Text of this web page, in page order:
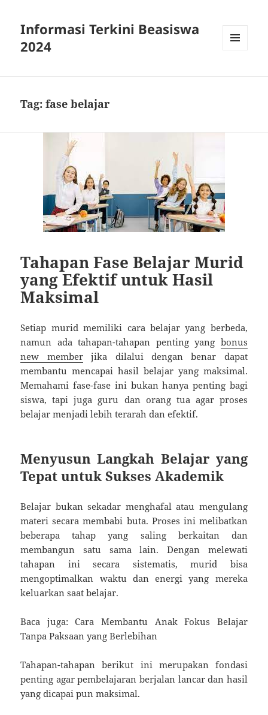
Informasi Terkini Beasiswa
2024
Tag:fase belajar
Tahapan Fase Belajar Murid
yang Efektif untuk Hasil
Maksimal
Setiap murid memiliki cara belajar yang berbeda,
namun ada tahapan-tahapan penting yang bonus
new memberjika dilalui dengan benar dapat
membantu mencapai hasil belajar yang maksimal.
Memahami fase-fase ini bukan hanya penting bagi
siswa, tapi juga guru dan orang tua agar proses
belajar menjadi lebih terarah dan efektif.
Menyusun Langkah Belajar yang
Tepat untuk Sukses Akademik
Belajar bukan sekadar menghafal atau mengulang
materi secara membabi buta. Proses ini melibatkan
beberapa tahap yang saling berkaitan dan
membangun satu sama lain. Dengan melewati
tahapan ini secara sistematis, murid bisa
mengoptimalkan waktu dan energi yang mereka
keluarkan saat belajar.
Baca juga: Cara Membantu Anak Fokus Belajar
Tanpa Paksaan yang Berlebihan
Tahapan-tahapan berikut ini merupakan fondasi
penting agar pembelajaran berjalan lancar dan hasil
yang dicapai pun maksimal.